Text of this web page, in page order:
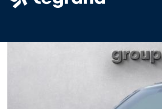
Accueil Legrand Occasion